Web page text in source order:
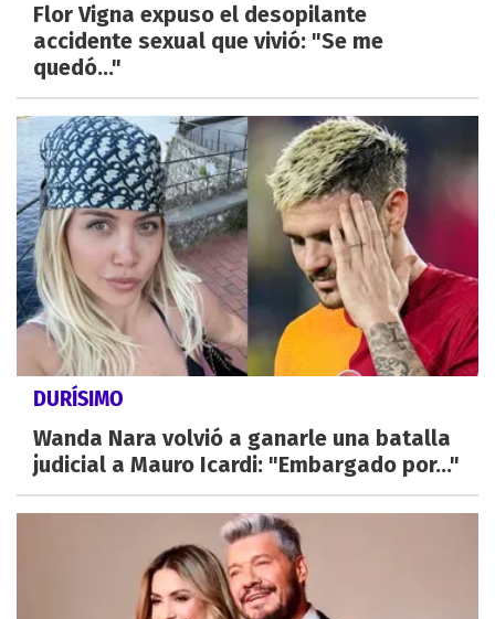
Flor Vigna expuso el desopilante
accidente sexual que vivió: "Se me
quedó..."
DURÍSIMO
Wanda Nara volvió a ganarle una batalla
judicial a Mauro Icardi: "Embargado por..."